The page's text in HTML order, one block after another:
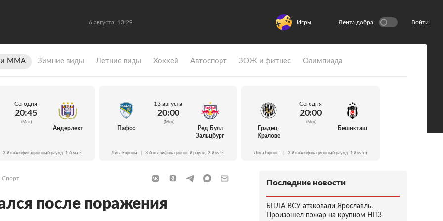
6 августа, 13:29 Игры Лента добра Войти
и ММА Зимние виды Летние виды Хоккей Автоспорт ЗОЖ и фитнес Олимпиада
Сегодня
20:45
(Мск)
Андерлехт
3-й квалификационный раунд. 1-й матч
Пафос
13 августа
20:00
(Мск)
Ред Булл
Зальцбург
Лига Европы 3-й квалификационный раунд. 2-й матч
Градец-
Кралове
Сегодня
20:00
(Мск)
Бешикташ
Лига Европы 3-й квалификационный раунд. 1-й матч
Спорт
после поражения
Последние новости
БПЛА ВСУ атаковали Ярославль.
Произошел пожар на крупном НПЗ